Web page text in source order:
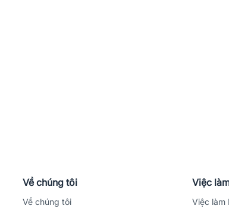
Về chúng tôi
Về chúng tôi
Việc
Việc làm